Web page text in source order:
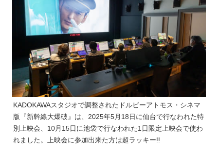
KADOKAWAスタジオで調整されたドルビーアトモス・シネマ
版『新幹線大爆破』は、2025年5月18日に仙台で行なわれた特
別上映会、10月15日に池袋で行なわれた1日限定上映会で使わ
れました。上映会に参加出来た方は超ラッキー!!